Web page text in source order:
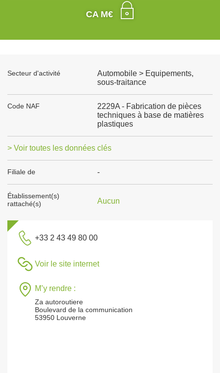
CA M€
Secteur d'activité
Automobile > Equipements,
sous-traitance
Code NAF
2229A - Fabrication de pièces
techniques à base de matières
plastiques
> Voir toutes les données clés
Filiale de -
Établissement(s)
rattaché(s)
Aucun
+33 2 43 49 80 00
Voir le site internet
M’y rendre :
Za autoroutiere
Boulevard de la communication
53950 Louverne